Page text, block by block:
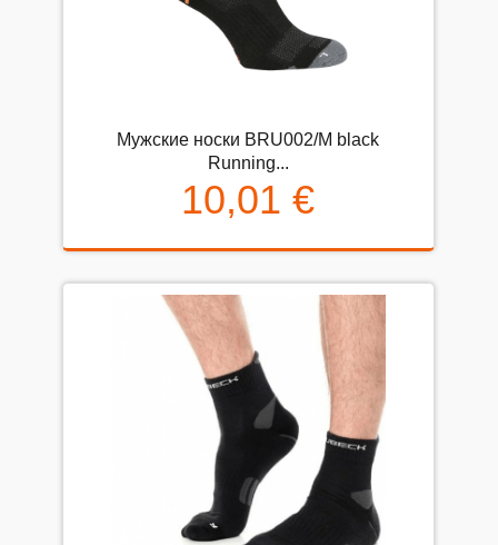
Мужские носки BRU002/M black
Running...
10,01 €